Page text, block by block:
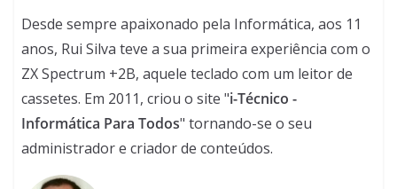
Desde sempre apaixonado pela Informática, aos 11
anos, Rui Silva teve a sua primeira experiência com o
ZX Spectrum +2B, aquele teclado com um leitor de
cassetes. Em 2011, criou o site "i-Técnico -
Informática Para Todos" tornando-se o seu
administrador e criador de conteúdos.